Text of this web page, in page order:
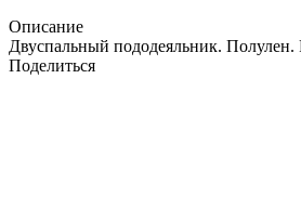
Описание
Двуспальный пододеяльник. Полулен.
Поделиться